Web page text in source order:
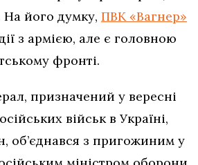
На його думку, ПВК «Вагнер»
з армією, але є головною
фронті.
призначений у вересні
військ в Україні,
об’єднався з пригожиним у